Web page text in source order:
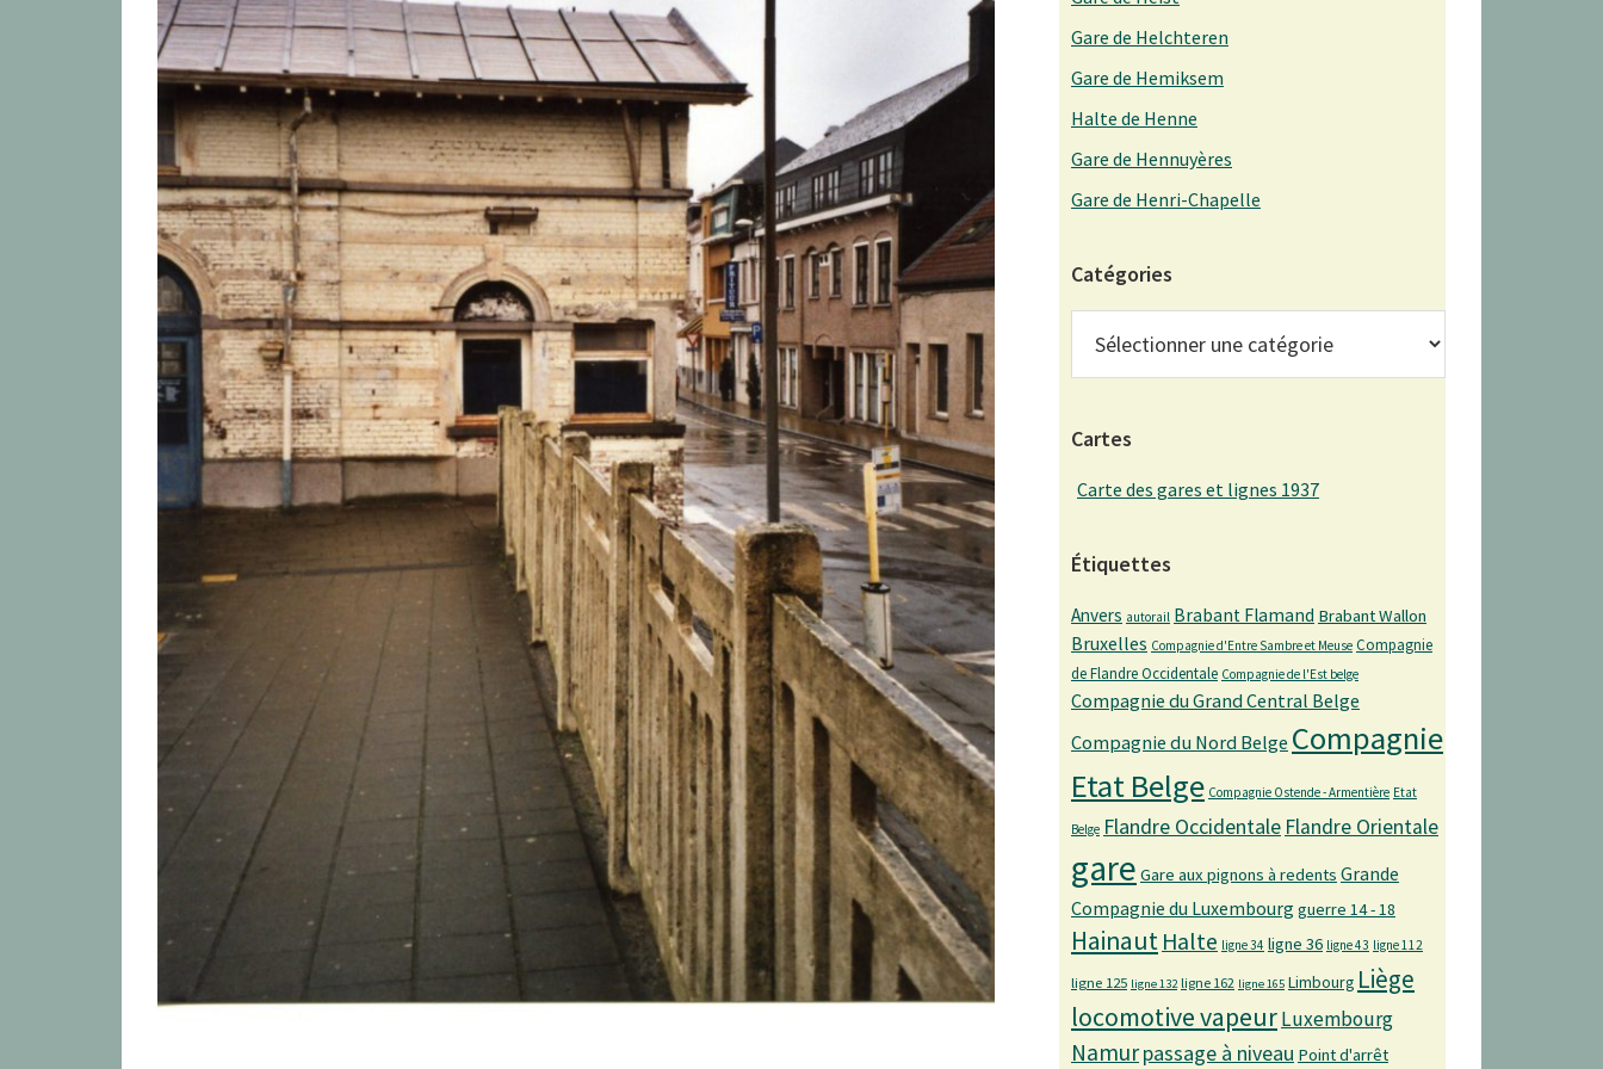
Gare de Helchteren
Gare de Hemiksem
Halte de Henne
Gare de Hennuyères
Gare de Henri-Chapelle
Catégories
Cartes
Carte des gares et lignes 1937
Étiquettes
Anvers autorail Brabant Flamand Brabant Wallon
Bruxelles Compagnie d'Entre Sambre et Meuse Compagnie
de Flandre Occidentale Compagnie de l'Est belge
Compagnie du Grand Central Belge
Compagnie du Nord Belge Compagnie
Etat Belge Compagnie Ostende - Armentière Etat
Belge Flandre Occidentale Flandre Orientale
gare Gare aux pignons à redents Grande
Compagnie du Luxembourg guerre 14 - 18
Hainaut Halte ligne 34 ligne 36 ligne 43 ligne 112
ligne 125 ligne 132 ligne 162 ligne 165 Limbourg Liège
locomotive vapeurLuxembourg
Namurpassage à niveau Point d'arrêt